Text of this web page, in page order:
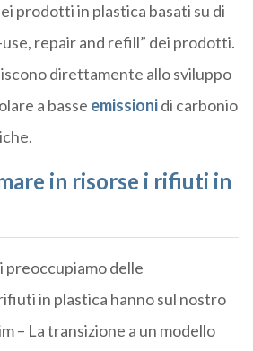
prodotti in plastica basati su di
repair and refill” dei prodotti.
direttamente allo sviluppo
a basse emissionidi carbonio
in risorse i rifiuti in
preoccupiamo delle
in plastica hanno sul nostro
– La transizione a un modello